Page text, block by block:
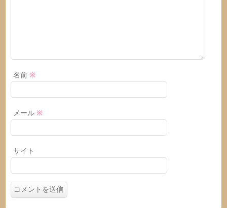
名前 ※
メール ※
サイト